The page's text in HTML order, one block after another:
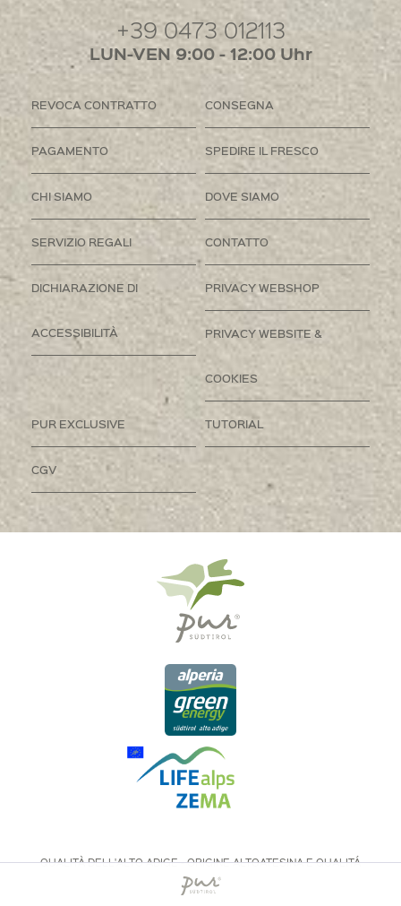
+39 0473 012113
LUN-VEN 9:00 - 12:00 Uhr
REVOCA CONTRATTO CONSEGNA
PAGAMENTO SPEDIRE IL FRESCO
CHI SIAMO DOVE SIAMO
SERVIZIO REGALI CONTATTO
DICHIARAZIONE DI
ACCESSIBILITÀ
PRIVACY WEBSHOP
PRIVACY WEBSITE &
COOKIES
PUR EXCLUSIVE TUTORIAL
CGV
QUALITÀ DELL'ALTO ADIGE - ORIGINE ALTOATESINA E QUALITÁ
CONTROLLATA